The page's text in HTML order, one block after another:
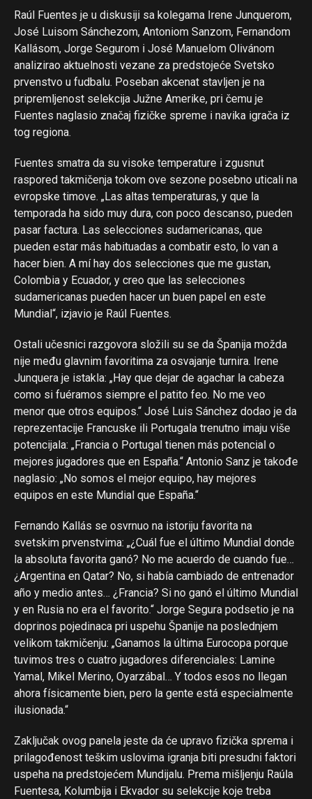
Raúl Fuentes je u diskusiji sa kolegama Irene Junquerom,
José Luisom Sánchezom, Antoniom Sanzom, Fernandom
Kallásom, Jorge Segurom i José Manuelom Olivánom
analizirao aktuelnosti vezane za predstojeće Svetsko
prvenstvo u fudbalu. Poseban akcenat stavljen je na
pripremljenost selekcija Južne Amerike, pri čemu je
Fuentes naglasio značaj fizičke spreme i navika igrača iz
tog regiona.
Fuentes smatra da su visoke temperature i zgusnut
raspored takmičenja tokom ove sezone posebno uticali na
evropske timove. „Las altas temperaturas, y que la
temporada ha sido muy dura, con poco descanso, pueden
pasar factura. Las selecciones sudamericanas, que
pueden estar más habituadas a combatir esto, lo van a
hacer bien. A mí hay dos selecciones que me gustan,
Colombia y Ecuador, y creo que las selecciones
sudamericanas pueden hacer un buen papel en este
Mundial“, izjavio je Raúl Fuentes.
Ostali učesnici razgovora složili su se da Španija možda
nije među glavnim favoritima za osvajanje turnira. Irene
Junquera je istakla: „Hay que dejar de agachar la cabeza
como si fuéramos siempre el patito feo. No me veo
menor que otros equipos.“ José Luis Sánchez dodao je da
reprezentacije Francuske ili Portugala trenutno imaju više
potencijala: „Francia o Portugal tienen más potencial o
mejores jugadores que en España.“ Antonio Sanz je takođe
naglasio: „No somos el mejor equipo, hay mejores
equipos en este Mundial que España.“
Fernando Kallás se osvrnuo na istoriju favorita na
svetskim prvenstvima: „¿Cuál fue el último Mundial donde
la absoluta favorita ganó? No me acuerdo de cuando fue…
¿Argentina en Qatar? No, si había cambiado de entrenador
año y medio antes… ¿Francia? Si no ganó el último Mundial
y en Rusia no era el favorito.“ Jorge Segura podsetio je na
doprinos pojedinaca pri uspehu Španije na poslednjem
velikom takmičenju: „Ganamos la última Eurocopa porque
tuvimos tres o cuatro jugadores diferenciales: Lamine
Yamal, Mikel Merino, Oyarzábal… Y todos esos no llegan
ahora físicamente bien, pero la gente está especialmente
ilusionada.“
Zaključak ovog panela jeste da će upravo fizička sprema i
prilagođenost teškim uslovima igranja biti presudni faktori
uspeha na predstojećem Mundijalu. Prema mišljenju Raúla
Fuentesa, Kolumbija i Ekvador su selekcije koje treba